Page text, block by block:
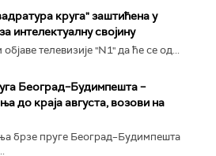
круга" заштићена у
интелектуалну својину
телевизије "N1" да ће се од...
Београд–Будимпешта –
до краја августа, возови на
брзе пруге Београд–Будимпешта